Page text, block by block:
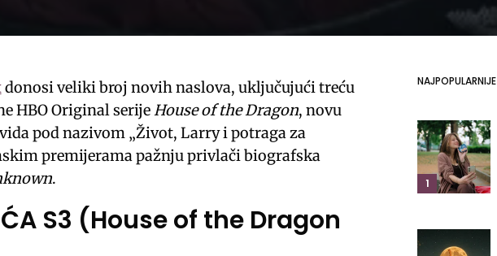
donosi veliki broj novih naslova, uključujući treću
HBO Original serijeHouse of the Dragon, novu
pod nazivom „Život, Larry i potraga za
premijerama pažnju privlači biografska
.
S3 (House of the Dragon
NAJPOPULARNIJE
1